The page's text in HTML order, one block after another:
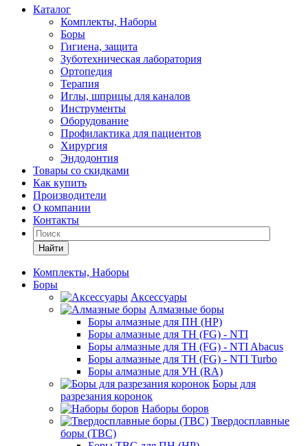
Каталог
Комплекты, Наборы
Боры
Гигиена, защита
Зуботехническая лаборатория
Ортопедия
Терапия
Иглы, шприцы для каналов
Инструменты
Оборудование
Профилактика для пациентов
Хирургия
Эндодонтия
Товары со скидками
Как купить
Производители
О компании
Контакты
Найти
Комплекты, Наборы
Боры
Аксессуары
Алмазные боры
Боры алмазные для ПН (HP)
Боры алмазные для ТН (FG) - NTI
Боры алмазные для ТН (FG) - NTI Abacus
Боры алмазные для ТН (FG) - NTI Turbo
Боры алмазные для УН (RA)
Боры для
разрезания коронок
Наборы боров
Твердосплавные
боры (ТВС)